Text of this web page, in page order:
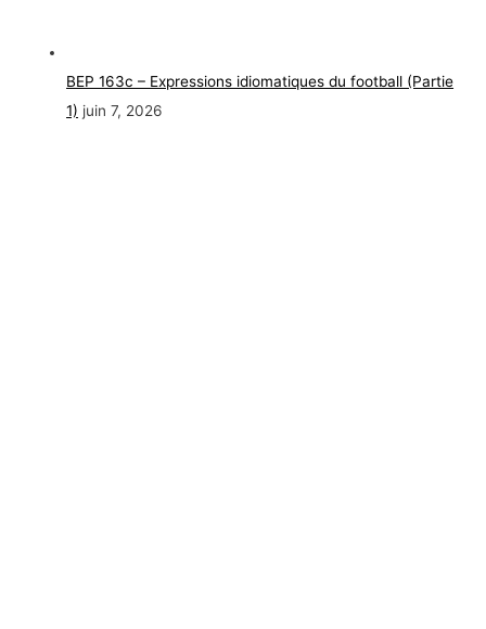
BEP 163c – Expressions idiomatiques du football (Partie
1) juin 7, 2026